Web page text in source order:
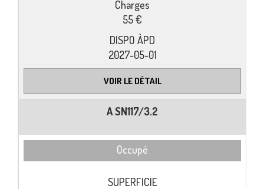
55 €
2027-05-01
VOIR LE DÉTAIL
A SN117/3.2
Occupé